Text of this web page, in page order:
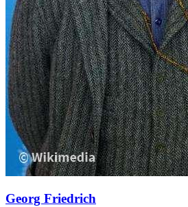
Georg Friedrich